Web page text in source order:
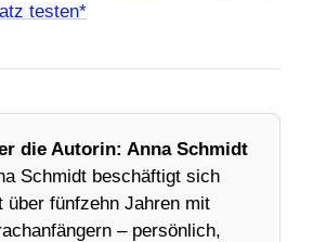
testen*
die Autorin: Anna Schmidt
Schmidt beschäftigt sich
über fünfzehn Jahren mit
– persönlich,